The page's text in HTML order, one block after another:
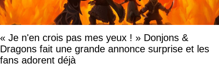
« Je n'en crois pas mes yeux ! » Donjons &
Dragons fait une grande annonce surprise et les
fans adorent déjà